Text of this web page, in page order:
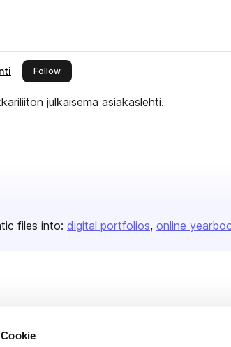
Cookie
Followthis publisher
julkaisema asiakaslehti.
files into: digital portfolios online